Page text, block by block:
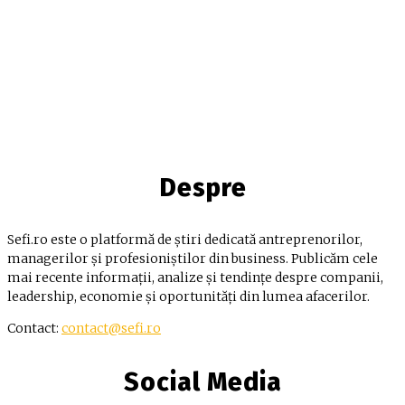
Despre
Sefi.ro este o platformă de știri dedicată antreprenorilor,
managerilor și profesioniștilor din business. Publicăm cele
mai recente informații, analize și tendințe despre companii,
leadership, economie și oportunități din lumea afacerilor.
Contact: contact@sefi.ro
Social Media